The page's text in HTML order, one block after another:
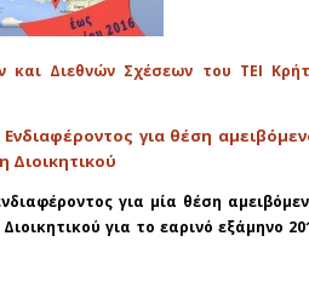
και Διεθνών Σχέσεων του ΤΕΙ
για θέση
Διοικητικού
για μία θέση
για το εαρινό εξάμηνο